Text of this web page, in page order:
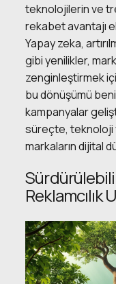
teknolojilerin ve
rekabet avantajı
Yapay zeka,
gibi yenilikler,
zenginleştirmek
bu dönüşümü
kampanyalar
süreçte, teknoloji
markaların dijital
Reklamcılık